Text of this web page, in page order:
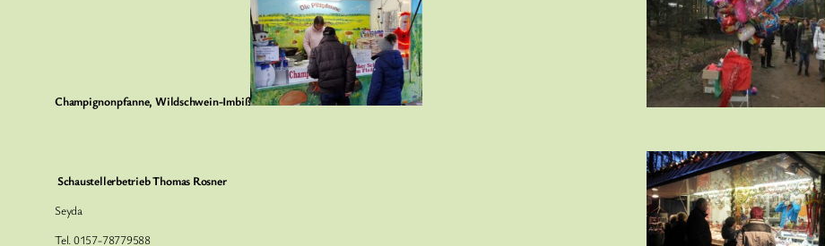
Champignonpfanne, Wildschwein-Imbiß
SchaustellerbetriebThomas Rosner
Seyda
Tel. 0157-78779588